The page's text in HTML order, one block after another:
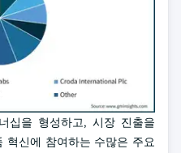
십을 형성하고, 시장 진출을
혁신에 참여하는 수많은 주요